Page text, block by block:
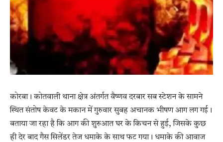
कोरबा। कोतवाली थाना क्षेत्र अंतर्गत वैष्णव दरबार सब स्टेशन के सामने
स्थित संतोष केवट के मकान में गुरुवार सुबह अचानक भीषण आग लग गई।
बताया जा रहा है कि आग की शुरुआत घर के किचन से हुई, जिसके कुछ
ही देर बाद गैस सिलेंडर तेज धमाके के साथ फट गया। धमाके की आवाज